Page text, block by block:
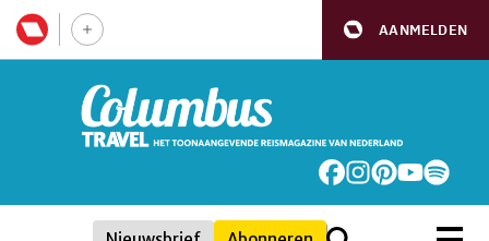
AANMELDEN